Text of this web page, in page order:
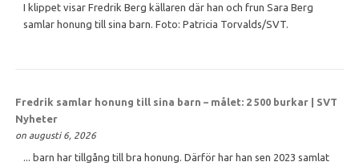
I klippet visar Fredrik Berg källaren där han och frun Sara Berg
samlar honung till sina barn. Foto: Patricia Torvalds/SVT.
Fredrik samlar honung till sina barn – målet: 2 500 burkar | SVT
Nyheter
on augusti 6, 2026
... barn har tillgång till bra honung. Därför har han sen 2023 samlat